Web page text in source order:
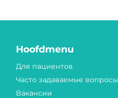
Hoofdmenu
Для пациентов
Часто задаваемые вопросы
Вакансии